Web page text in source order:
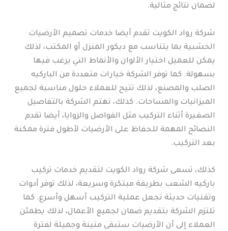
لضمان نتائج مثالية.
شركة رواد الكويت تقدم أيضا خدمات تصميم الأرضيات
الخشبية بما يتناسب مع ديكور المنزل أو المكتب، لذلك
يمكن للعميل اختيار الألوان والأنماط التي يرغب فيها
بسهولة. كما توفر الشركة خيارات متعددة من الباركيه
الصلب والمصنع، لذلك تتيح للعملاء حلول مناسبة لجميع
الميزانيات والمساحات. كذلك، تهتم الشركة بالتفاصيل
الصغيرة أثناء التركيب مثل الفواصل والزوايا، أيضا تقدم
النصائح المهمة للحفاظ على الأرضيات لأطول فترة ممكنة
بعد التركيب.
كذلك، تسعى شركة رواد الكويت لتقديم خدمات تركيب
باركيه الشعب بطريقة مبتكرة وسريعة، لذلك توفر أدوات
وتقنيات حديثة تجعل عملية التركيب أسهل وأسرع. كما
تلتزم الشركة بتقديم ضمان لجميع الأعمال، لذلك يطمئن
العملاء إلى أن الأرضيات ستبقى متينة وجميلة لفترة